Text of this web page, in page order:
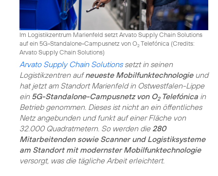
Im Logistikzentrum Marienfeld setzt Arvato Supply Chain Solutions
auf ein 5G-Standalone-Campusnetz von O2Telefónica (Credits:
Arvato Supply Chain Solutions)
Arvato Supply Chain Solutionssetzt in seinen
Logistikzentren aufneueste Mobilfunktechnologieund
hat jetzt am Standort Marienfeld in Ostwestfalen-Lippe
ein 5G-Standalone-Campusnetz von O2Telefónica in
Betrieb genommen. Dieses ist nicht an ein öffentliches
Netz angebunden und funkt auf einer Fläche von
32.000 Quadratmetern. So werden die 280
Mitarbeitenden sowie Scanner und Logistiksysteme
am Standort mit modernster Mobilfunktechnologie
versorgt, was die tägliche Arbeit erleichtert.